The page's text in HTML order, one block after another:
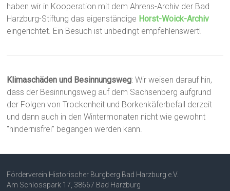
haben wir in Kooperation mit dem Ahrens-Archiv der Bad
Harzburg-Stiftung das eigenständige Horst-Woick-Archiv
eingerichtet. Ein Besuch ist unbedingt empfehlenswert!
Klimaschäden und Besinnungsweg: Wir weisen darauf hin,
dass der Besinnungsweg auf dem Sachsenberg aufgrund
der Folgen von Trockenheit und Borkenkäferbefall derzeit
und dann auch in den Wintermonaten nicht wie gewohnt
"hindernisfrei" begangen werden kann.
Förderverein Historischer Burgberg Bad Harzburg e.V.
Am Schlosspark 17, 38667 Bad Harzburg